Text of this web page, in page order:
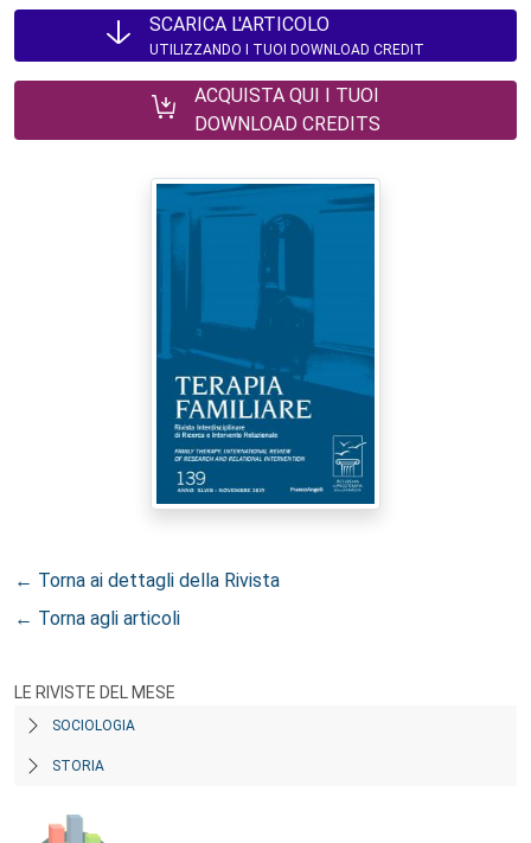
SCARICA L'ARTICOLO
UTILIZZANDO I TUOI DOWNLOAD CREDIT
ACQUISTA QUI I TUOI
DOWNLOAD CREDITS
← Torna ai dettagli della Rivista
← Torna agli articoli
LE RIVISTE DEL MESE
SOCIOLOGIA
STORIA